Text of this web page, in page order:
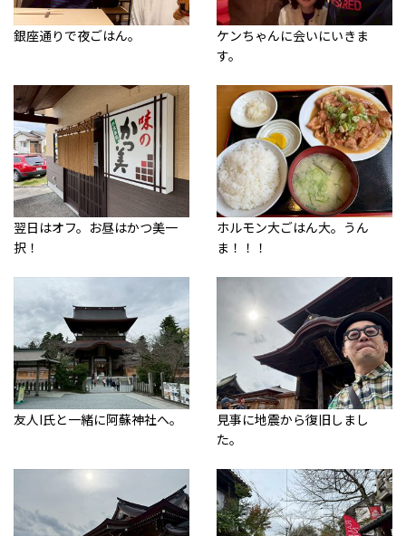
銀座通りで夜ごはん。
ケンちゃんに会いにいきま
す。
翌日はオフ。お昼はかつ美一
択！
ホルモン大ごはん大。うん
ま！！！
友人I氏と一緒に阿蘇神社へ。
見事に地震から復旧しまし
た。